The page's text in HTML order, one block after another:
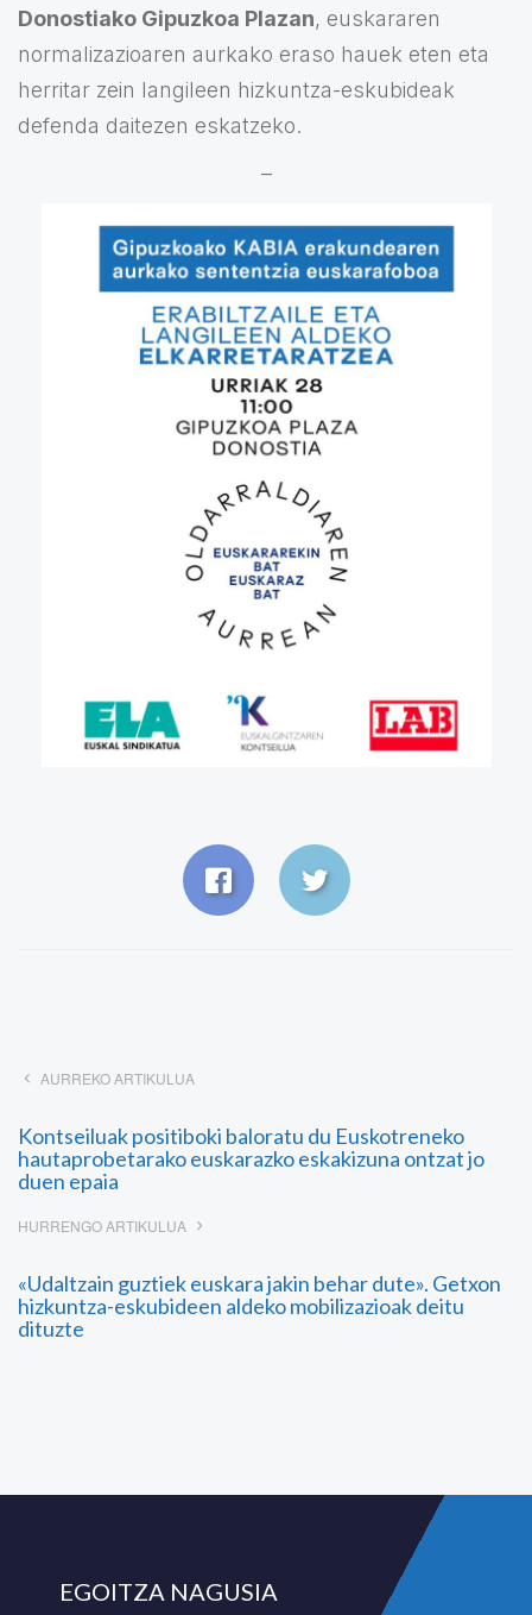
Donostiako Gipuzkoa Plazan, euskararen
normalizazioaren aurkako eraso hauek eten eta
herritar zein langileen hizkuntza-eskubideak
defenda daitezen eskatzeko.
–
AURREKO ARTIKULUA
Kontseiluak positiboki baloratu du Euskotreneko
hautaprobetarako euskarazko eskakizuna ontzat jo
duen epaia
HURRENGO ARTIKULUA
«Udaltzain guztiek euskara jakin behar dute». Getxon
hizkuntza-eskubideen aldeko mobilizazioak deitu
dituzte
EGOITZA NAGUSIA